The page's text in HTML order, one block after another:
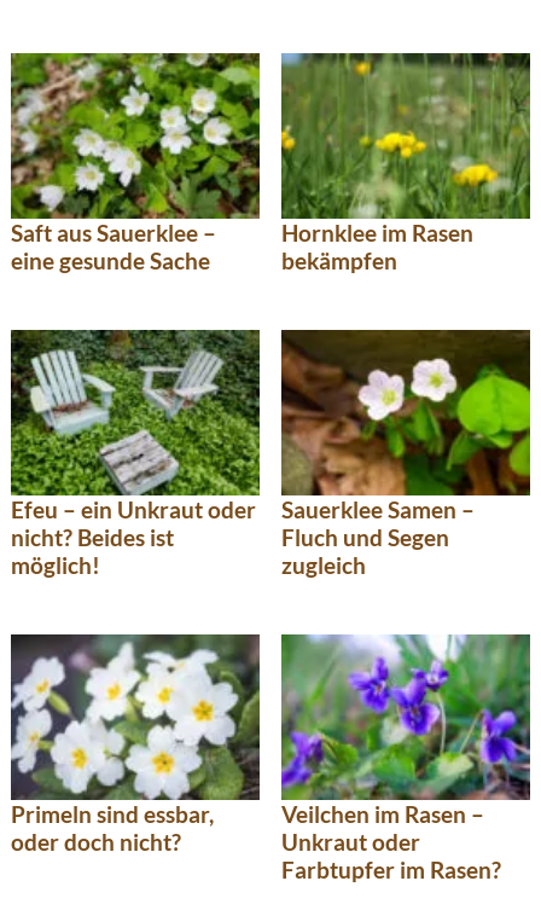
Saft aus Sauerklee –
eine gesunde Sache
Hornklee im Rasen
bekämpfen
Efeu – ein Unkraut oder
nicht? Beides ist
möglich!
Sauerklee Samen –
Fluch und Segen
zugleich
Primeln sind essbar,
oder doch nicht?
Veilchen im Rasen –
Unkraut oder
Farbtupfer im Rasen?